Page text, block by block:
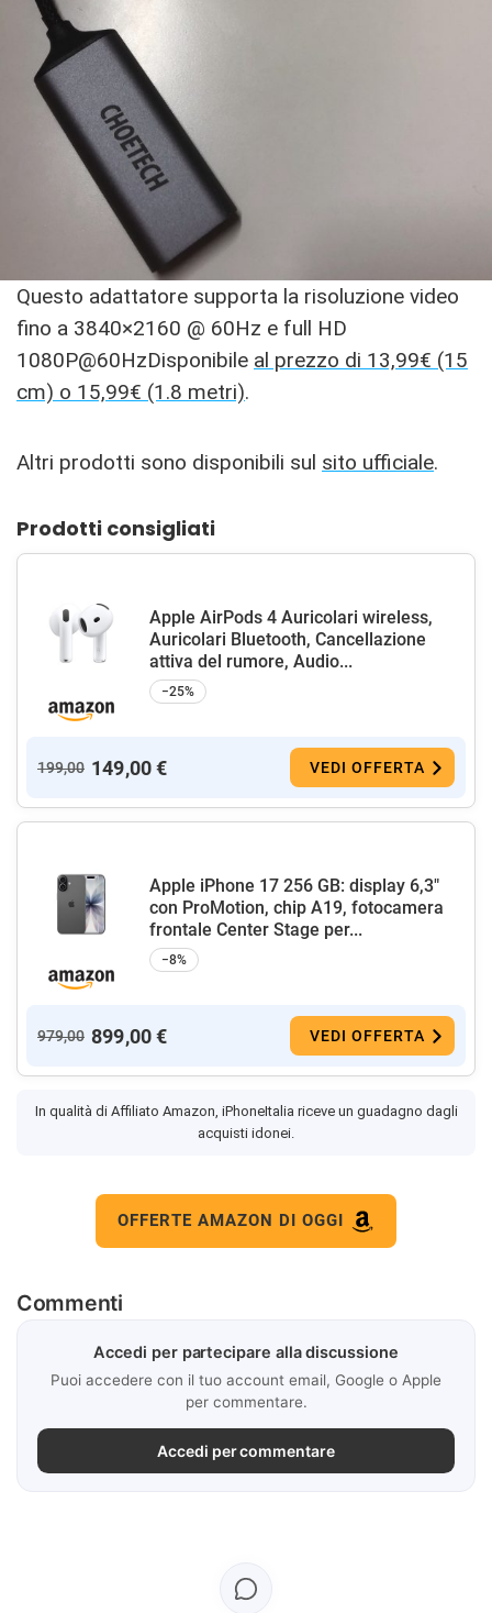
Questo adattatore supporta la risoluzione video
fino a 3840×2160 @ 60Hz e full HD
1080P@60HzDisponibile al prezzo di 13,99€ (15
cm) o 15,99€ (1.8 metri).
Altri prodotti sono disponibili sul sito ufficiale.
Prodotti consigliati
Apple AirPods 4 Auricolari wireless,
Auricolari Bluetooth, Cancellazione
attiva del rumore, Audio...
−25%
199,00 149,00 € VEDI OFFERTA
Apple iPhone 17 256 GB: display 6,3"
con ProMotion, chip A19, fotocamera
frontale Center Stage per...
−8%
979,00 899,00 € VEDI OFFERTA
In qualità di Affiliato Amazon, iPhoneItalia riceve un guadagno dagli
acquisti idonei.
OFFERTE AMAZON DI OGGI
Commenti
Accedi per partecipare alla discussione
Puoi accedere con il tuo account email, Google o Apple
per commentare.
Accedi per commentare